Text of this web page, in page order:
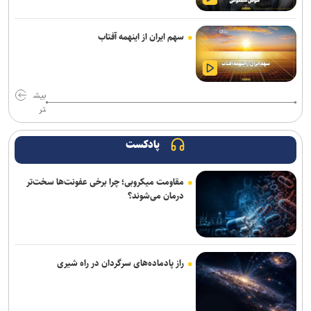
پایان فیلمبرداری «پدر سنگ»/ روایتی از زخم‌های کودکی
با رفتن اکبر عبدی یک برادر را از دست دادم/ بازیگری که همیشه برگ
برنده‌ای با خود داشت
فیلم مرموز ونیز به‌دلیل «ملاحظات امنیتی» از اعلام رسمی جا ماند
«مرد عنکبوتی: یک روز تازه» در آستانه فتح رکوردهای تازه؛ «اودیسه» از
یک میلیارد دلار گذشت
«زنده‌شور» و «استخر» همچنان می‌تازند/ مجموع فروش هفتگی دو فیلم،
۱۳ برابر ۶ فیلم دیگر! + جدول فروش
نمایش در ۱۵ استان
«واراناسی» راجامولی؛ دومین فیلم تمام‌آی‌مکس تاریخ با بودجه ۱۵۰
میلیون دلاری
کتاب «برنامه راهبردی حکمرانی‌محور» بنیاد شهید رونمایی شد/ برنامه
پنج‌ساله بنیاد شهید و امور ایثارگران برای حرکت تا افق ۱۴۱۰
سهم ایران از اینهمه آفتاب
بیش
تر
پادکست
مقاومت میکروبی؛ چرا برخی عفونت‌ها سخت‌تر
درمان می‌شوند؟
راز پادماده‌های سرگردان در راه شیری